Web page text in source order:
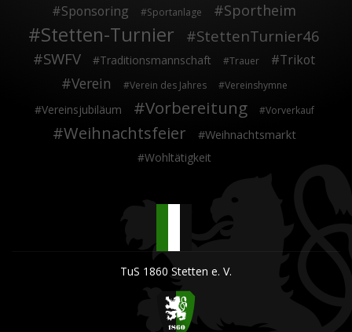
Sponsoring Sportanlage Sportheim
Stetten-Turnier
StettenTurnier46
SWFV
Traditionsmannschaft Trauer Trikot
Verein Verein des Jahres Vereinshymne
Vereinsjubiläum Vorbereitung Vorverkauf
Weihnachtsfeier Weihnachtsmarkt
Wohltätigkeit
TuS 1860 Stetten e. V.